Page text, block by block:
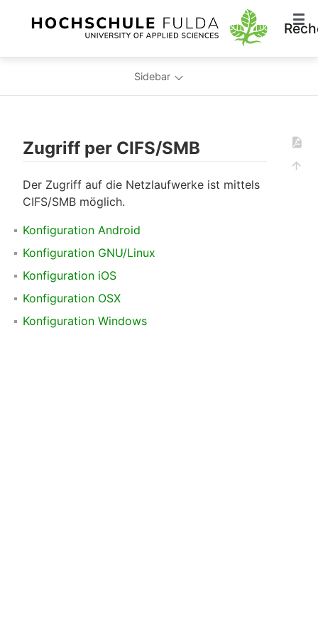
Sidebar
Zugriff per CIFS/SMB
Der Zugriff auf die Netzlaufwerke ist mittels
CIFS/SMB möglich.
Konfiguration Android
Konfiguration GNU/Linux
Konfiguration iOS
Konfiguration OSX
Konfiguration Windows